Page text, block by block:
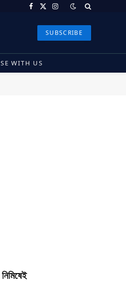
Facebook
X
Instagram
SUBSCRIBE
WITH US